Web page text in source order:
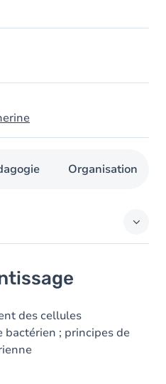
Organisation
des cellules
bactérien ; principes de